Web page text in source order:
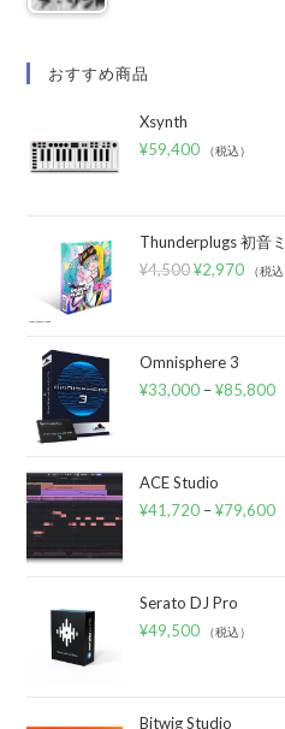
おすすめ商品
Xsynth
¥59,400 （税込）
Thunderplugs 初音
¥4,500 ¥2,970 （税込
Omnisphere 3
¥33,000 –¥85,800
ACE Studio
¥41,720 –¥79,600
Serato DJ Pro
¥49,500 （税込）
Bitwig Studio